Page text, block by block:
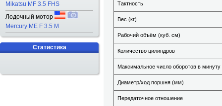
Тактность
Вес (кг)
Рабочий объём (куб. см)
Количество цилиндров
Максимальное число оборотов в минуту
Диаметр/ход поршня (мм)
Передаточное отношение
Mikatsu MF 3.5 FHS
Лодочный мотор
Mercury ME F 3.5 M
Статистика